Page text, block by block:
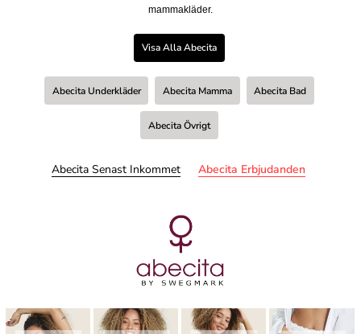
mammakläder.
Visa Alla Abecita
Abecita Underkläder Abecita Mamma Abecita Bad
Abecita Övrigt
Abecita Senast Inkommet Abecita Erbjudanden